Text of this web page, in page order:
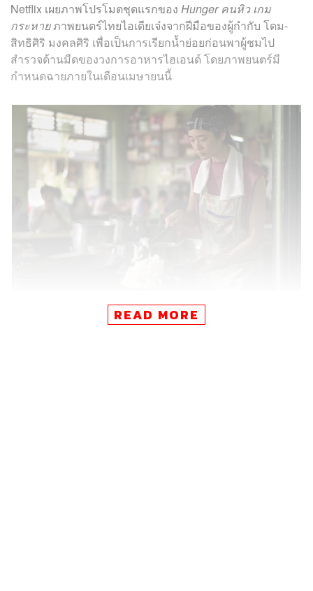
Netflix เผยภาพโปรโมตชุดแรกของ Hunger คนหิว เกม
กระหายภาพยนตร์ไทยไอเดียเจ๋งจากฝีมือของผู้กำกับ โดม-
สิทธิศิริ มงคลศิริ เพื่อเป็นการเรียกน้ำย่อยก่อนพาผู้ชมไป
สำรวจด้านมืดของวงการอาหารไฮเอนด์ โดยภาพยนตร์มี
กำหนดฉายภายในเดือนเมษายนนี้
READ MORE